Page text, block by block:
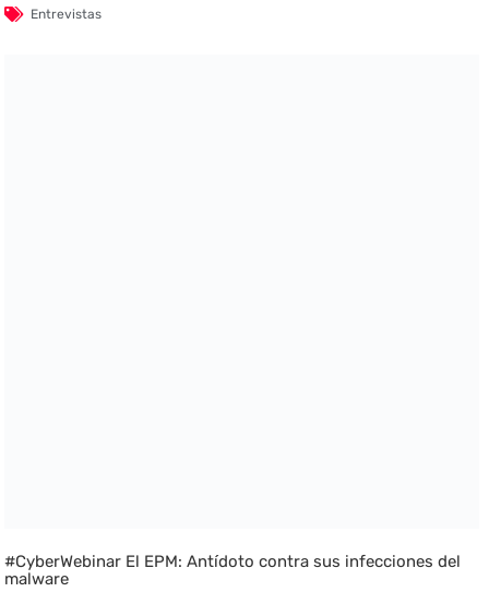
Entrevistas
#CyberWebinar El EPM: Antídoto contra sus infecciones del
malware